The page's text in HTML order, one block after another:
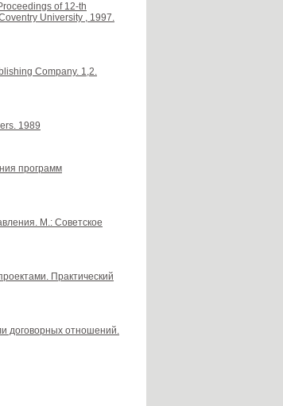
of 12-th
University , 1997.
Company. 1,2.
1989
программ
М.: Советское
Практический
договорных отношений.